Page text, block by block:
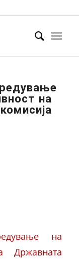
на
на
Државната